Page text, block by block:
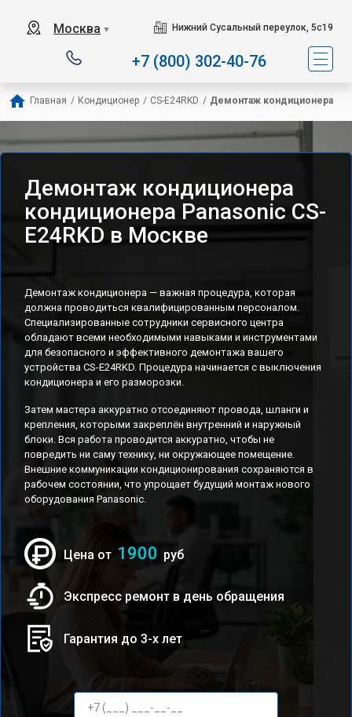
Москва ▼ Нижний Сусальный переулок, 5с19
+7 (800) 302-40-76
Главная / Кондиционер / CS-E24RKD / Демонтаж кондиционера
Демонтаж кондиционера
кондиционера Panasonic CS-
E24RKD в Москве
Демонтаж кондиционера — важная процедура, которая
должна проводиться квалифицированным персоналом.
Специализированные сотрудники сервисного центра
обладают всеми необходимыми навыками и инструментами
для безопасного и эффективного демонтажа вашего
устройства CS-E24RKD. Процедура начинается с выключения
кондиционера и его разморозки.
Затем мастера аккуратно отсоединяют провода, шланги и
крепления, которыми закреплён внутренний и наружный
блоки. Вся работа проводится аккуратно, чтобы не
повредить ни саму технику, ни окружающее помещение.
Внешние коммуникации кондиционирования сохраняются в
рабочем состоянии, что упрощает будущий монтаж нового
оборудования Panasonic.
Цена от 1900 руб
Экспресс ремонт в день обращения
Гарантия до 3-х лет